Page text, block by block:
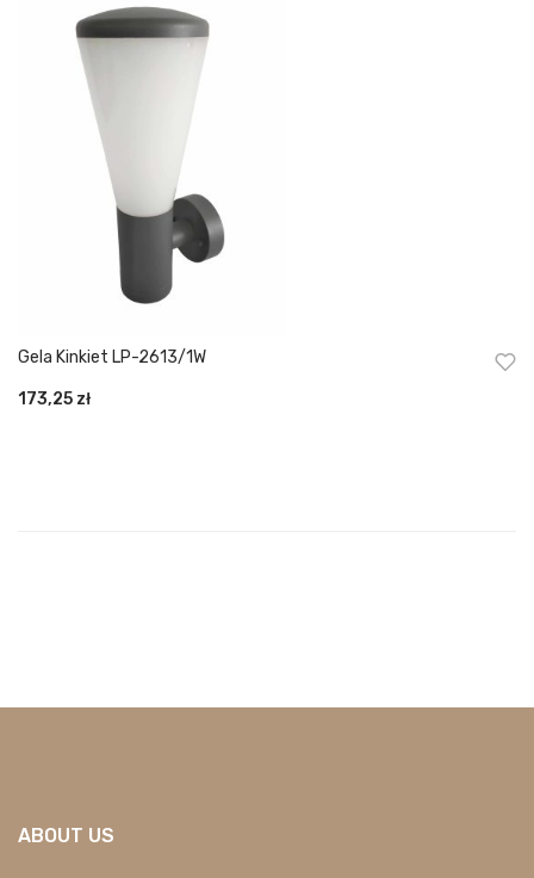
Gela Kinkiet LP-2613/1W
173,25 zł
ABOUT US